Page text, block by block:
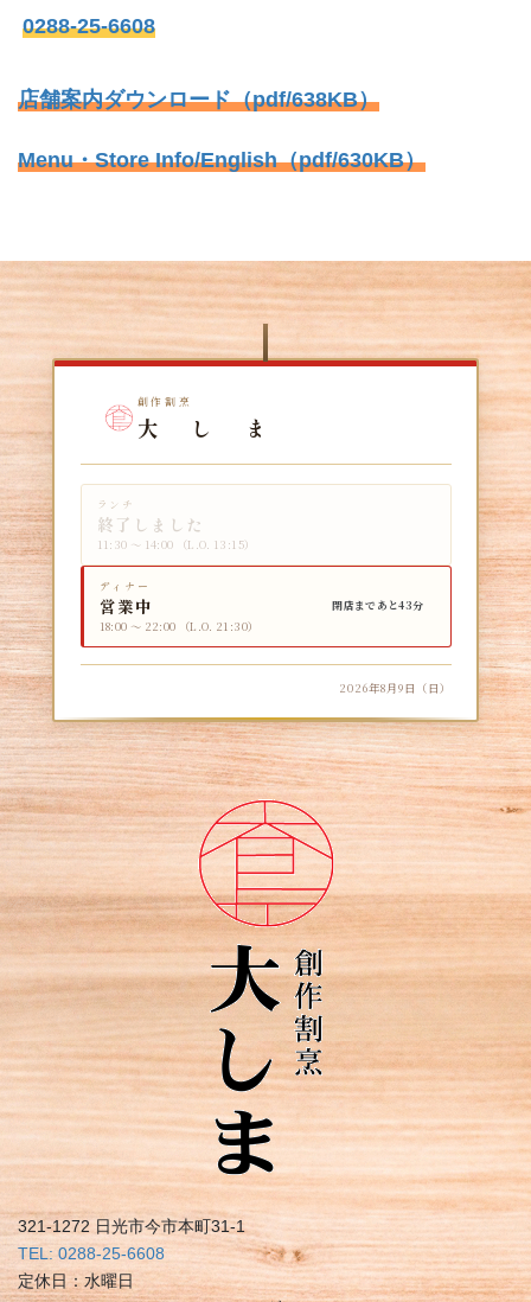
0288-25-6608
店舗案内ダウンロード（pdf/638KB）
Menu・Store Info/English（pdf/630KB）
創作割烹
大 し ま
ランチ
終了しました
11:30 〜 14:00 （L.O. 13:15）
ディナー
営業中
18:00 〜 22:00 （L.O. 21:30）
閉店まであと43分
2026年8月9日（日）
321-1272 日光市今市本町31-1
TEL: 0288-25-6608
定休日：水曜日